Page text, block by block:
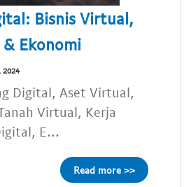
Bisnis Virtual,
Ekonomi
2024
Digital, Aset Virtual,
Virtual, Kerja
E...
Read more >>